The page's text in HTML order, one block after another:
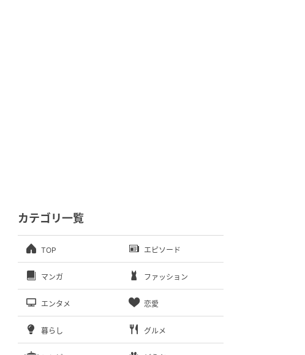
カテゴリ一覧
TOP エピソード
マンガ ファッション
エンタメ 恋愛
暮らし グルメ